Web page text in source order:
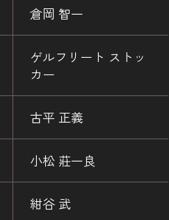
倉岡 智一
ゲルフリート ストッ
カー
古平 正義
小松 莊一良
紺谷 武